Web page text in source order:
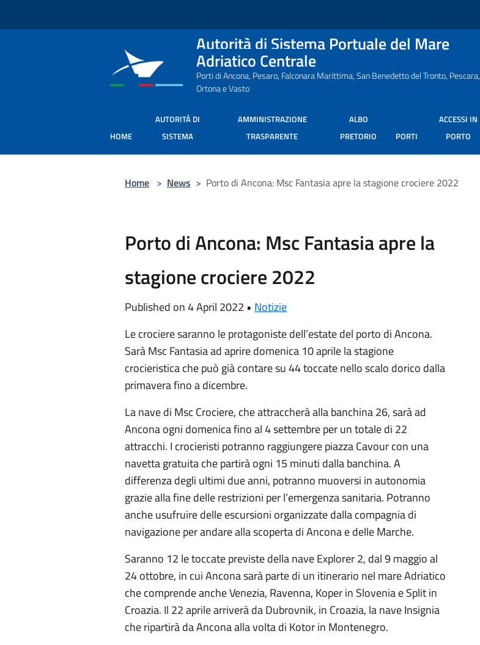
Autorità di Sistema Portuale del Mare
Adriatico Centrale
Porti di Ancona, Pesaro, Falconara Marittima, San Benedetto del Tronto, Pescara,
Ortona e Vasto
HOME
AUTORITÀ DI
SISTEMA
AMMINISTRAZIONE
TRASPARENTE
ALBO
PRETORIO
PORTI
ACCESSI IN
PORTO
Home > News > Porto di Ancona: Msc Fantasia apre la stagione crociere 2022
Porto di Ancona: Msc Fantasia apre la
stagione crociere 2022
Published on 4 April 2022 • Notizie
Le crociere saranno le protagoniste dell’estate del porto di Ancona.
Sarà Msc Fantasia ad aprire domenica 10 aprile la stagione
crocieristica che può già contare su 44 toccate nello scalo dorico dalla
primavera fino a dicembre.
La nave di Msc Crociere, che attraccherà alla banchina 26, sarà ad
Ancona ogni domenica fino al 4 settembre per un totale di 22
attracchi. I crocieristi potranno raggiungere piazza Cavour con una
navetta gratuita che partirà ogni 15 minuti dalla banchina. A
differenza degli ultimi due anni, potranno muoversi in autonomia
grazie alla fine delle restrizioni per l’emergenza sanitaria. Potranno
anche usufruire delle escursioni organizzate dalla compagnia di
navigazione per andare alla scoperta di Ancona e delle Marche.
Saranno 12 le toccate previste della nave Explorer 2, dal 9 maggio al
24 ottobre, in cui Ancona sarà parte di un itinerario nel mare Adriatico
che comprende anche Venezia, Ravenna, Koper in Slovenia e Split in
Croazia. Il 22 aprile arriverà da Dubrovnik, in Croazia, la nave Insignia
che ripartirà da Ancona alla volta di Kotor in Montenegro.